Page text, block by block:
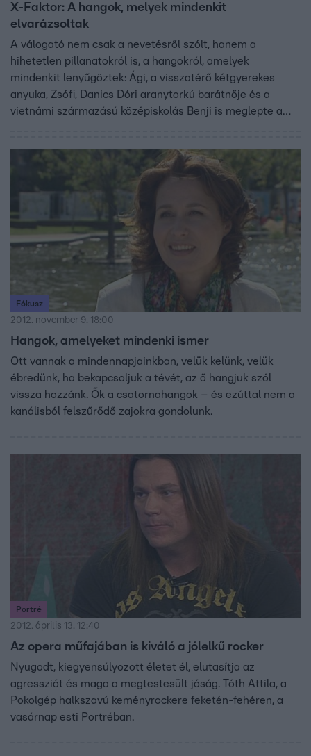
X-Faktor: A hangok, melyek mindenkit
elvarázsoltak
A válogató nem csak a nevetésről szólt, hanem a
hihetetlen pillanatokról is, a hangokról, amelyek
mindenkit lenyűgöztek: Ági, a visszatérő kétgyerekes
anyuka, Zsófi, Danics Dóri aranytorkú barátnője és a
vietnámi származású középiskolás Benji is meglepte a
Fókusz
2012. november 9. 18:00
Hangok, amelyeket mindenki ismer
Ott vannak a mindennapjainkban, velük kelünk, velük
ébredünk, ha bekapcsoljuk a tévét, az ő hangjuk szól
vissza hozzánk. Ők a csatornahangok – és ezúttal nem a
kanálisból felszűrődő zajokra gondolunk.
Portré
2012. április 13. 12:40
Az opera műfajában is kiváló a jólelkű rocker
Nyugodt, kiegyensúlyozott életet él, elutasítja az
agressziót és maga a megtestesült jóság. Tóth Attila, a
Pokolgép halkszavú keményrockere feketén-fehéren, a
vasárnap esti Portréban.